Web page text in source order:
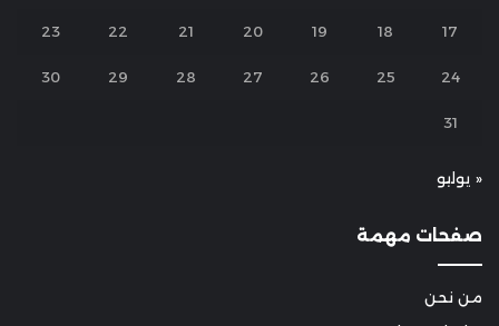
17
18
19
20
21
22
23
24
25
26
27
28
29
30
31
« يوليو
صفحات مهمة
من نحن